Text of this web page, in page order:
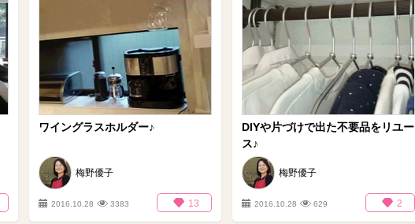
ワイングラスホルダー♪
梅野優子
2016.10.28 3383 13
DIYや片づけで出た不要品をリユー
ス♪
梅野優子
2016.10.28 629 2